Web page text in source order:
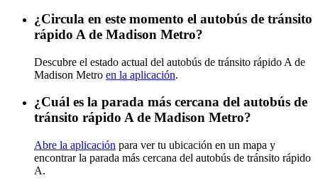
¿Circula en este momento el autobús de tránsito
rápido A de Madison Metro?
Descubre el estado actual del autobús de tránsito rápido A de
Madison Metro en la aplicación.
¿Cuál es la parada más cercana del autobús de
tránsito rápido A de Madison Metro?
Abre la aplicación para ver tu ubicación en un mapa y
encontrar la parada más cercana del autobús de tránsito rápido
A.